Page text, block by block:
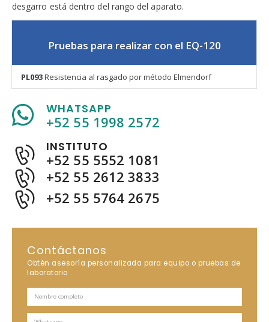
desgarro está dentro del rango del aparato.
Pruebas para realizar con el EQ-120
PL093Resistencia al rasgado por método Elmendorf
WHATSAPP
+52 55 1998 2572
INSTITUTO
+52 55 5552 1081
+52 55 2612 3833
+52 55 5764 2675
Contáctanos
Obtén asesoría personalizada para equipo o pruebas de
laboratorio